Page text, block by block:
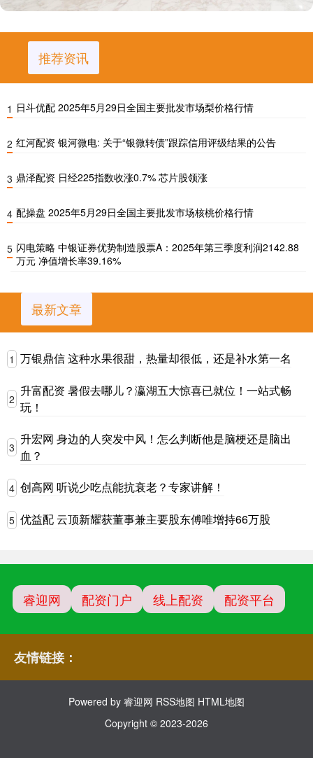
推荐资讯
1 日斗优配 2025年5月29日全国主要批发市场梨价格行情
2 红河配资 银河微电: 关于“银微转债”跟踪信用评级结果的公告
3 鼎泽配资 日经225指数收涨0.7% 芯片股领涨
4 配操盘 2025年5月29日全国主要批发市场核桃价格行情
5 闪电策略 中银证券优势制造股票A：2025年第三季度利润2142.88
万元 净值增长率39.16%
最新文章
1 万银鼎信 这种水果很甜，热量却很低，还是补水第一名
2
升富配资 暑假去哪儿？瀛湖五大惊喜已就位！一站式畅
玩！
3
升宏网 身边的人突发中风！怎么判断他是脑梗还是脑出
血？
4 创高网 听说少吃点能抗衰老？专家讲解！
5 优益配 云顶新耀获董事兼主要股东傅唯增持66万股
睿迎网 配资门户 线上配资 配资平台
友情链接：
Powered by 睿迎网 RSS地图 HTML地图
Copyright © 2023-2026